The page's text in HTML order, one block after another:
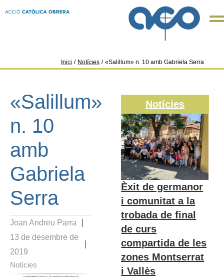
Inici / Notícies / «Salillum» n. 10 amb Gabriela Serra
«Salillum»
n. 10
amb
Gabriela
Serra
Joan Andreu Parra
13 de desembre de
2019
Notícies
Notícies
Èxit de germanor
i comunitat a la
trobada de final
de curs
compartida de les
zones Montserrat
i Vallès